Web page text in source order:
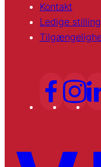
Kontakt
Ledige